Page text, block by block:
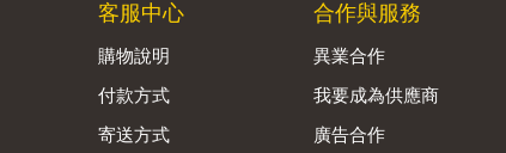
客服中心
購物說明
付款方式
寄送方式
合作與服務
異業合作
我要成為供應商
廣告合作